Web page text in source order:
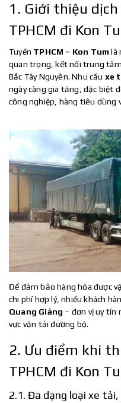
1. Giới thiệu
TPHCM đi Kon
Tuyến TPHCM – Kon Tum là
quan trọng, kết nối trung
Bắc Tây Nguyên. Nhu cầu xe
ngày càng gia tăng, đặc biệt
công nghiệp, hàng tiêu dùng
Để đảm bảo hàng hóa được
chi phí hợp lý, nhiều khách
Quang Giảng – đơn vị uy tín
vực vận tải đường bộ.
2. Ưu điểm khi
TPHCM đi Kon
2.1. Đa dạng loại xe